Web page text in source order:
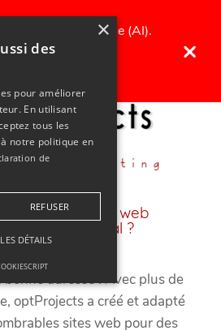
intelligence artificielle (AI).
le texte sont
;)
×
besoin d'un site web
et convivial ?
adresse ! Avec plus de
optProjects a créé et adapté
sites web pour des
×
des
pour améliorer
En utilisant
tous les
notre politique en
de
REFUSER
DÉTAILS